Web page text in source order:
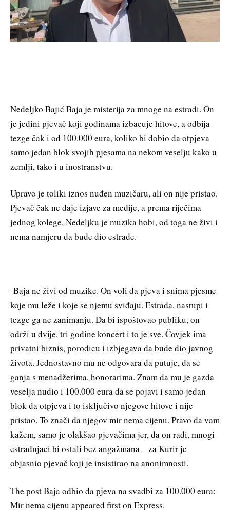
Nedeljko Bajić Baja je misterija za mnoge na estradi. On
je jedini pjevač koji godinama izbacuje hitove, a odbija
tezge čak i od 100.000 eura, koliko bi dobio da otpjeva
samo jedan blok svojih pjesama na nekom veselju kako u
zemlji, tako i u inostranstvu.
Upravo je toliki iznos nuđen muzičaru, ali on nije pristao.
Pjevač čak ne daje izjave za medije, a prema riječima
jednog kolege, Nedeljku je muzika hobi, od toga ne živi i
nema namjeru da bude dio estrade.
-Baja ne živi od muzike. On voli da pjeva i snima pjesme
koje mu leže i koje se njemu sviđaju. Estrada, nastupi i
tezge ga ne zanimanju. Da bi ispoštovao publiku, on
održi u dvije, tri godine koncert i to je sve. Čovjek ima
privatni biznis, porodicu i izbjegava da bude dio javnog
života. Jednostavno mu ne odgovara da putuje, da se
ganja s menadžerima, honorarima. Znam da mu je gazda
veselja nudio i 100.000 eura da se pojavi i samo jedan
blok da otpjeva i to isključivo njegove hitove i nije
pristao. To znači da njegov mir nema cijenu. Pravo da vam
kažem, samo je olakšao pjevačima jer, da on radi, mnogi
estradnjaci bi ostali bez angažmana – za Kurir je
objasnio pjevač koji je insistirao na anonimnosti.
The post Baja odbio da pjeva na svadbi za 100.000 eura:
Mir nema cijenu appeared first on Express.